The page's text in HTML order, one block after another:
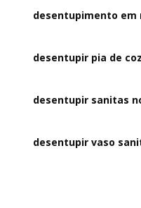
desentupimento em
desentupir pia de
desentupir sanitas
desentupir vaso